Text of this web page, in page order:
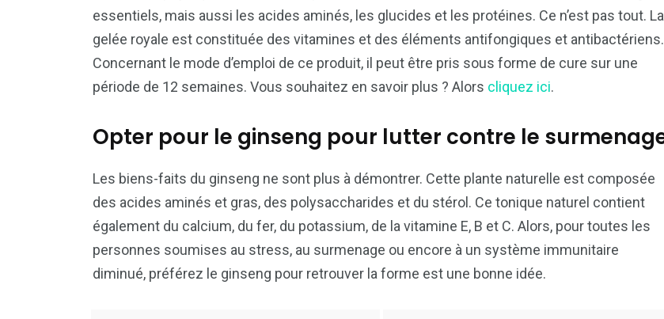
essentiels, mais aussi les acides aminés, les glucides et les protéines. Ce n’est pas tout. La
gelée royale est constituée des vitamines et des éléments antifongiques et antibactériens.
Concernant le mode d’emploi de ce produit, il peut être pris sous forme de cure sur une
période de 12 semaines. Vous souhaitez en savoir plus ? Alors cliquez ici.
Opter pour le ginseng pour lutter contre le
Les biens-faits du ginseng ne sont plus à démontrer. Cette plante naturelle est composée
des acides aminés et gras, des polysaccharides et du stérol. Ce tonique naturel contient
également du calcium, du fer, du potassium, de la vitamine E, B et C. Alors, pour toutes les
personnes soumises au stress, au surmenage ou encore à un système immunitaire
diminué, préférez le ginseng pour retrouver la forme est une bonne idée.